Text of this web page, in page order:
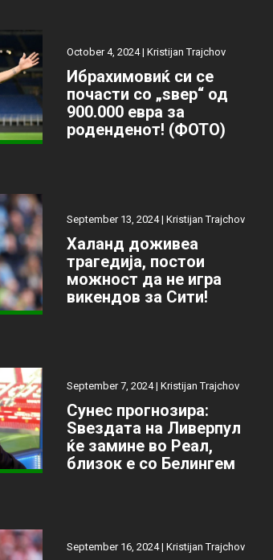
October 4, 2024 | Kristijan Trajchov
Ибрахимовиќ си се
почасти со „ѕвер“ од
900.000 евра за
роденденот! (ФОТО)
September 13, 2024 | Kristijan Trajchov
Халанд доживеа
трагедија, постои
можност да не игра
викендов за Сити!
September 7, 2024 | Kristijan Trajchov
Сунес прогнозира:
Ѕвездата на Ливерпул
ќе замине во Реал,
близок е со Белингем
September 16, 2024 | Kristijan Trajchov